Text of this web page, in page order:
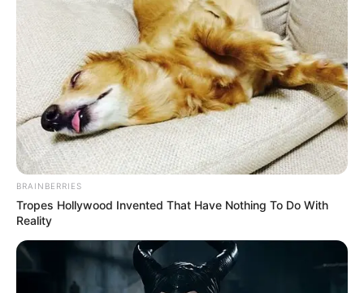
BRICS: Η Ρωσία Και Η Ινδία
Δεν Χρειάζονται Πια Δολάριο
ΗΠΑ
Το Judicial Watch
αποκαλύπτει το σχέδιο
προπαγάνδας της
κυβέρνησης Μπάιντεν για
Email address:
BRAINBERRIES
Tropes Hollywood Invented That Have Nothing To Do With
Reality